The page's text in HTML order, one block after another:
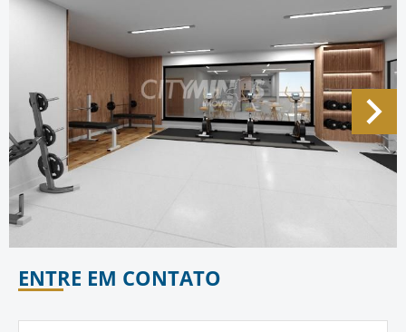
ENTRE EM CONTATO